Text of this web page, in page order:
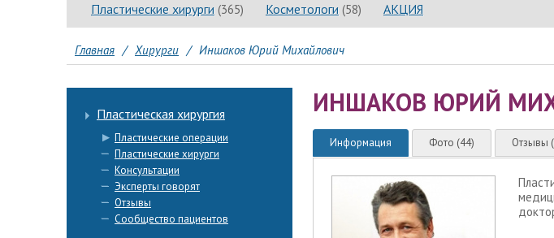
Пластические хирурги (365) Косметологи (58) АКЦИЯ
Главная / Хирурги / Иншаков Юрий Михайлович
Пластическая хирургия
Пластические операции
Пластические хирурги
Консультации
Эксперты говорят
Отзывы
Сообщество пациентов
ИНШАКОВ ЮРИЙ
Информация Фото (44) Отзывы